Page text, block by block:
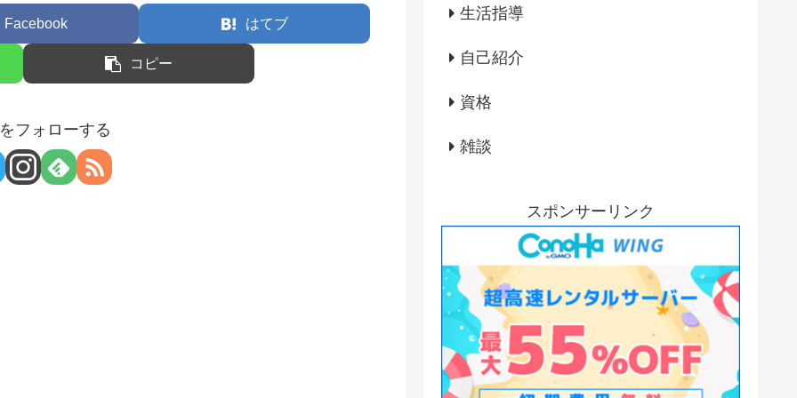
Facebook はてブ
コピー
フォローする
生活指導
自己紹介
資格
雑談
スポンサーリンク